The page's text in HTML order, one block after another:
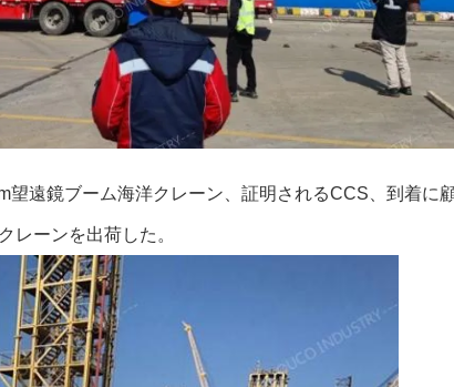
望遠鏡ブーム海洋クレーン、証明されるCCS、到着に
レーンを出荷した。